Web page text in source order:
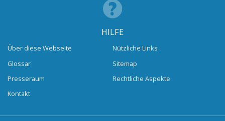
HILFE
Über diese Webseite
Glossar
Presseraum
Kontakt
Nützliche Links
Sitemap
Rechtliche Aspekte